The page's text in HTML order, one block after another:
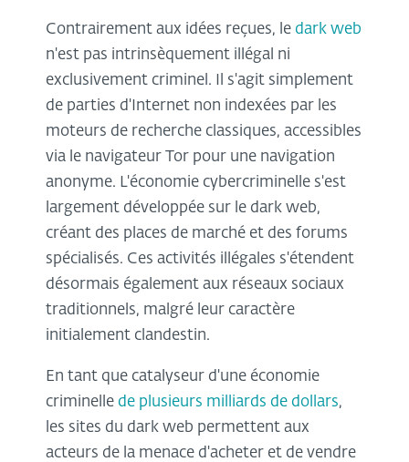
Contrairement aux idées reçues, le dark web
n'est pas intrinsèquement illégal ni
exclusivement criminel. Il s'agit simplement
de parties d'Internet non indexées par les
moteurs de recherche classiques, accessibles
via le navigateur Tor pour une navigation
anonyme. L'économie cybercriminelle s'est
largement développée sur le dark web,
créant des places de marché et des forums
spécialisés. Ces activités illégales s'étendent
désormais également aux réseaux sociaux
traditionnels, malgré leur caractère
initialement clandestin.
En tant que catalyseur d'une économie
criminelle de plusieurs milliards de dollars,
les sites du dark web permettent aux
acteurs de la menace d'acheter et de vendre